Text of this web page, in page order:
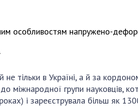
особливостям напружено-
тільки в Україні, а й за
групи науковців,
і зареєструвала більш як